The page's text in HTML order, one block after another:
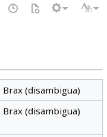
Brax (disambigua)
Brax (disambigua)